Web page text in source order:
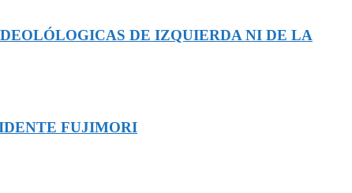
DE IZQUIERDA NI DE LA
FUJIMORI